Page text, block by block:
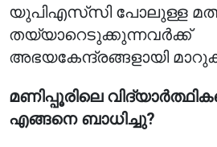
യുപിഎസ്‌സി പോലുള്ള
തയ്യാറെടുക്കുന്നവർക്ക്
അഭയകേന്ദ്രങ്ങളായി
മണിപ്പൂരിലെ
എങ്ങനെ ബാധിച്ചു?